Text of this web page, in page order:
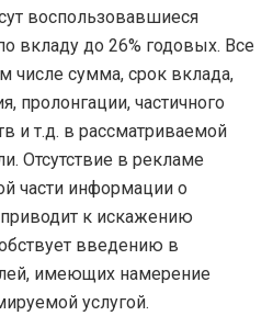
воспользовавшиеся
вкладу до 26% годовых. Все
числе сумма, срок вклада,
пролонгации, частичного
и т.д. в рассматриваемой
Отсутствие в рекламе
части информации о
к искажению
введению в
имеющих намерение
услугой.